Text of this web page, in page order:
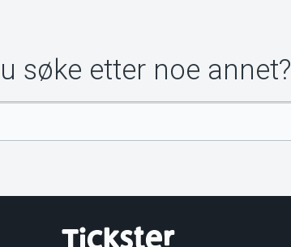
søke etter noe annet?